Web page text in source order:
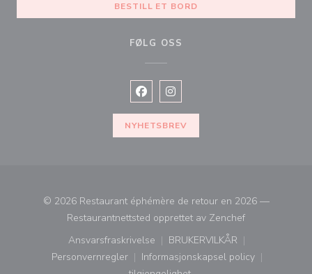
BESTILL ET BORD
FØLG OSS
Facebook ((åpner i et nytt vindu))
Instagram ((åpner i et nytt
NYHETSBREV
© 2026 Restaurant éphémère de retour en 2026 —
Restaurantnettsted opprettet av Zenchef((åpner i et
Ansvarsfraskrivelse
((åpner i et nytt vindu))
BRUKERVILKÅR
((åpner i et nytt vindu))
Personvernregler
((åpner i et nytt vindu))
Informasjonskapsel policy
((åpner i et nytt vindu))